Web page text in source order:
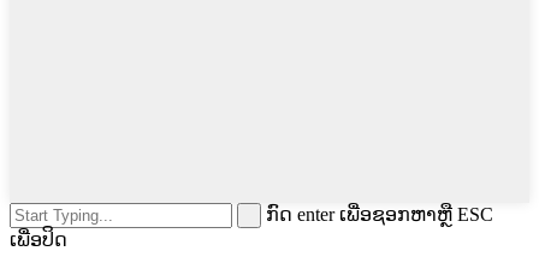
ກົດ enter ເພື່ອຊອກຫາຫຼື ESC
ເພື່ອປິດ